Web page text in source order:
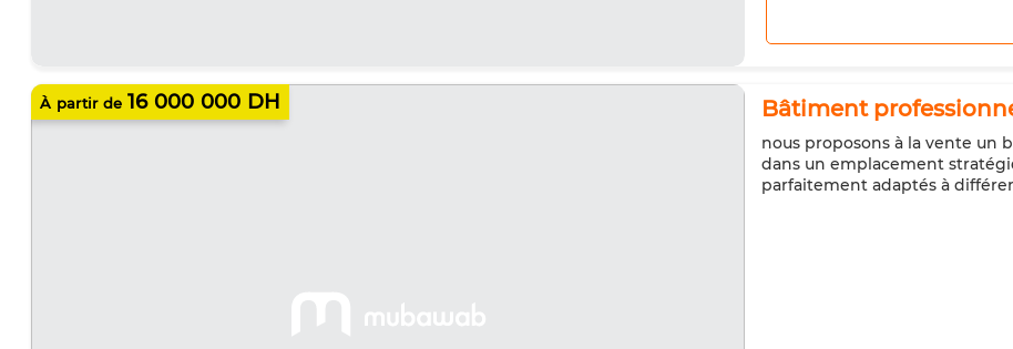
À partir de 16 000 000 DH Bâtiment
nous proposons à la vente un
dans un emplacement
parfaitement adaptés à